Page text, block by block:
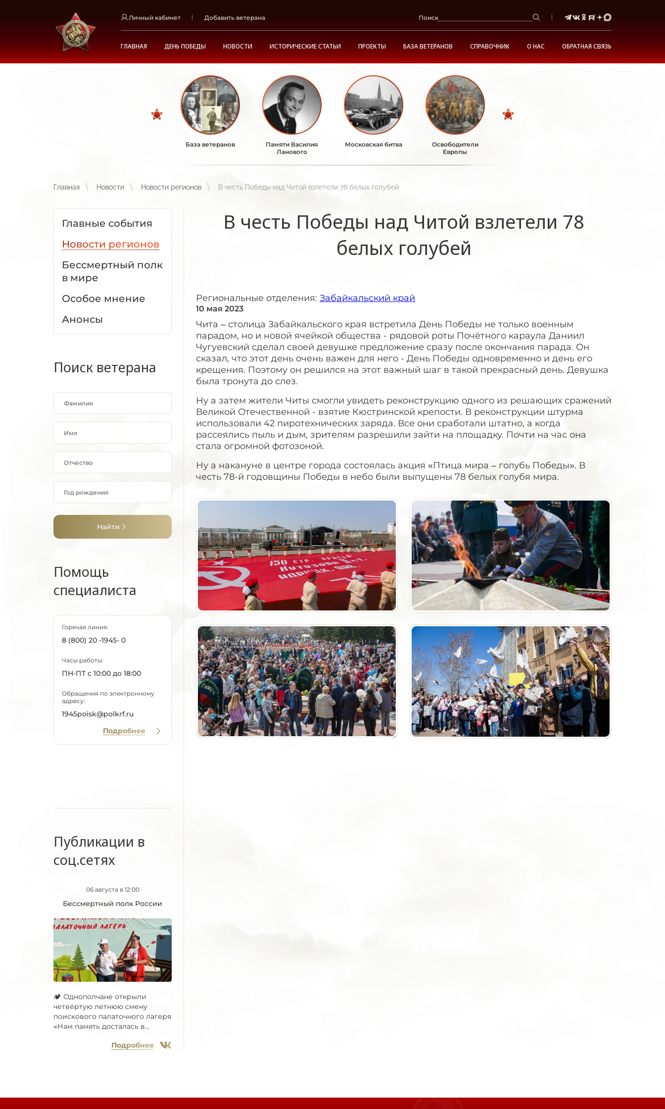
Личный кабинет Добавить ветерана Поиск
ГЛАВНАЯ ДЕНЬ ПОБЕДЫ НОВОСТИ ИСТОРИЧЕСКИЕ СТАТЬИ ПРОЕКТЫ БАЗА ВЕТЕРАНОВ СПРАВОЧНИК О НАС ОБРАТНАЯ СВЯЗЬ
База ветеранов
Памяти Василия
Ланового
Московская битва
Освободители
Европы
Главная Новости Новости регионов В честь Победы над Читой взлетели 78 белых голубей
Главные события
Новости регионов
Бессмертный полк
в мире
Особое мнение
Анонсы
Поиск ветерана
Найти
Помощь
специалиста
Горячая линия:
8 (800) 20 -1945- 0
Часы работы:
ПН-ПТ с 10:00 до 18:00
Обращения по электронному
адресу:
1945poisk@polkrf.ru
Подробнее
Публикации в
соц.сетях
06 августа в 12:00
Бессмертный полк России
🏕 Однополчане открыли
четвёртую летнюю смену
поискового палаточного лагеря
«Нам память досталась в...
Подробнее
В честь Победы над Читой взлетели 78
белых голубей
Региональные отделения: Забайкальский край
10 мая 2023
Чита – столица Забайкальского края встретила День Победы не только военным
парадом, но и новой ячейкой общества - рядовой роты Почётного караула Даниил
Чугуевский сделал своей девушке предложение сразу после окончания парада. Он
сказал, что этот день очень важен для него - День Победы одновременно и день его
крещения. Поэтому он решился на этот важный шаг в такой прекрасный день. Девушка
была тронута до слез.
Ну а затем жители Читы смогли увидеть реконструкцию одного из решающих сражений
Великой Отечественной - взятие Кюстринской крепости. В реконструкции штурма
использовали 42 пиротехнических заряда. Все они сработали штатно, а когда
рассеялись пыль и дым, зрителям разрешили зайти на площадку. Почти на час она
стала огромной фотозоной.
Ну а накануне в центре города состоялась акция «Птица мира – голубь Победы». В
честь 78-й годовщины Победы в небо были выпущены 78 белых голубя мира.